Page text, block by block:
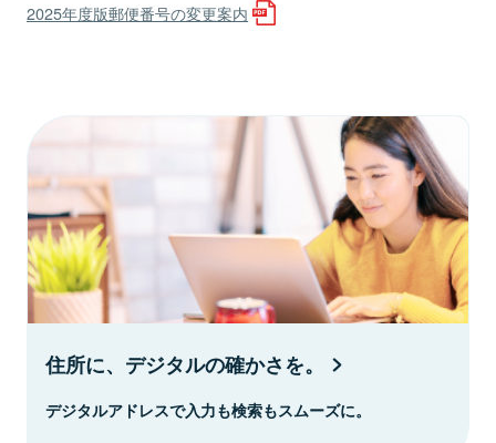
2025年度版郵便番号の変更案内
住所に、デジタルの確かさを。
デジタルアドレスで入力も検索もスムーズに。